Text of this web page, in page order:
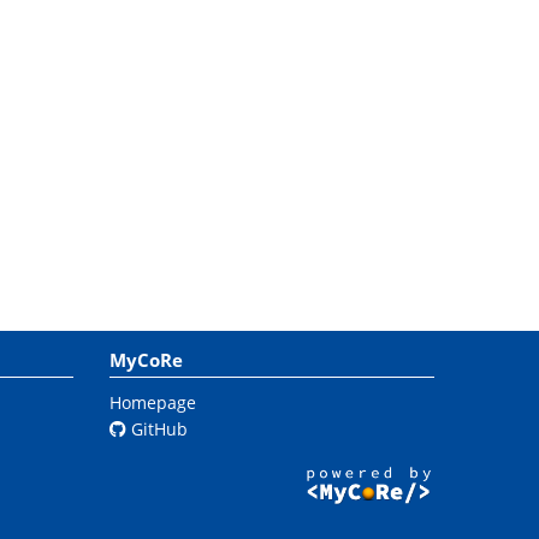
MyCoRe
Homepage
GitHub